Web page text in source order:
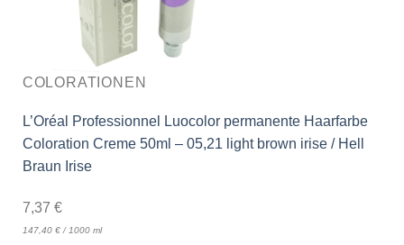
COLORATIONEN
L’Oréal Professionnel Luocolor permanente Haarfarbe
Coloration Creme 50ml – 05,21 light brown irise / Hell
Braun Irise
7,37 €
147,40 €/ 1000 ml